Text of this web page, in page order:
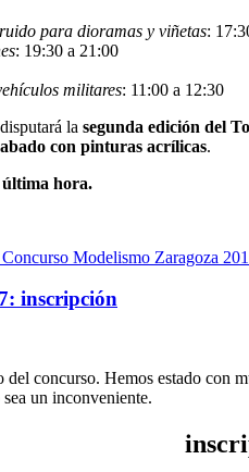
para dioramas y viñetas:
: 19:30 a 21:00
militares: 11:00 a 12:30
la segunda edición del
con pinturas acrílicas.
última hora.
Modelismo Zaragoza
inscripción
concurso. Hemos estado con
un inconveniente.